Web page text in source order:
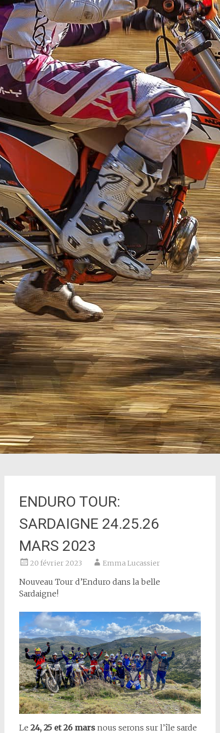
ENDURO TOUR:
SARDAIGNE 24.25.26
MARS 2023
20 février 2023 Emma Lucassier
Nouveau Tour d’Enduro dans la belle
Sardaigne!
Le 24, 25 et 26 marsnous serons sur l’île sarde